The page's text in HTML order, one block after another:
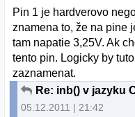
Pin 1 je hardverovo
znamena to, že na pine
tam napatie 3,25V. Ak
tento pin. Logicky by
zaznamenat.
Re: inb() v jazyku
05.12.2011 | 21:42